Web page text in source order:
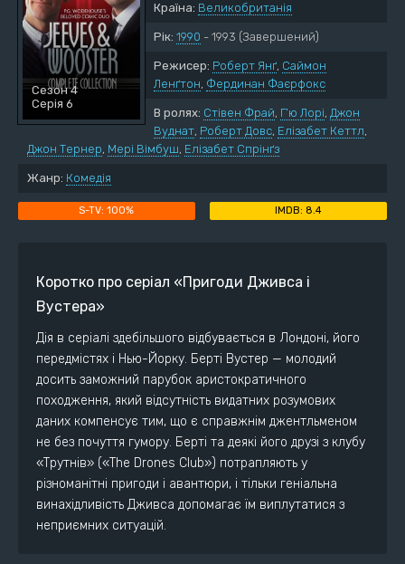
Сезон 4
Серія 6
Країна: Великобританія
Рік: 1990 - 1993 (Завершений)
Режисер: Роберт Янґ, Саймон
Ленґтон, Фердинан Фаєрфокс
В ролях: Стівен Фрай, Г’ю Лорі, Джон
Вуднат, Роберт Довс, Елізабет Кеттл,
Джон Тернер, Мері Вімбуш, Елізабет Спрінґз
Жанр: Комедія
100% 8.4
Коротко про серіал «Пригоди Дживса і
Вустера»
Дія в серіалі здебільшого відбувається в Лондоні, його
передмістях і Нью-Йорку. Берті Вустер — молодий
досить заможний парубок аристократичного
походження, який відсутність видатних розумових
даних компенсує тим, що є справжнім джентльменом
не без почуття гумору. Берті та деякі його друзі з клубу
«Трутнів» («The Drones Club») потрапляють у
різноманітні пригоди і авантюри, і тільки геніальна
винахідливість Дживса допомагає їм виплутатися з
неприємних ситуацій.